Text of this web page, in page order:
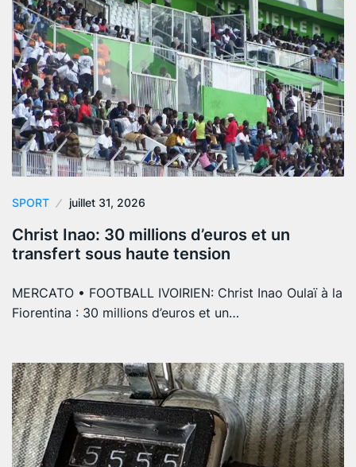
SPORT juillet 31, 2026
Christ Inao: 30 millions d’euros et un
transfert sous haute tension
MERCATO • FOOTBALL IVOIRIEN: Christ Inao Oulaï à la
Fiorentina : 30 millions d’euros et un…